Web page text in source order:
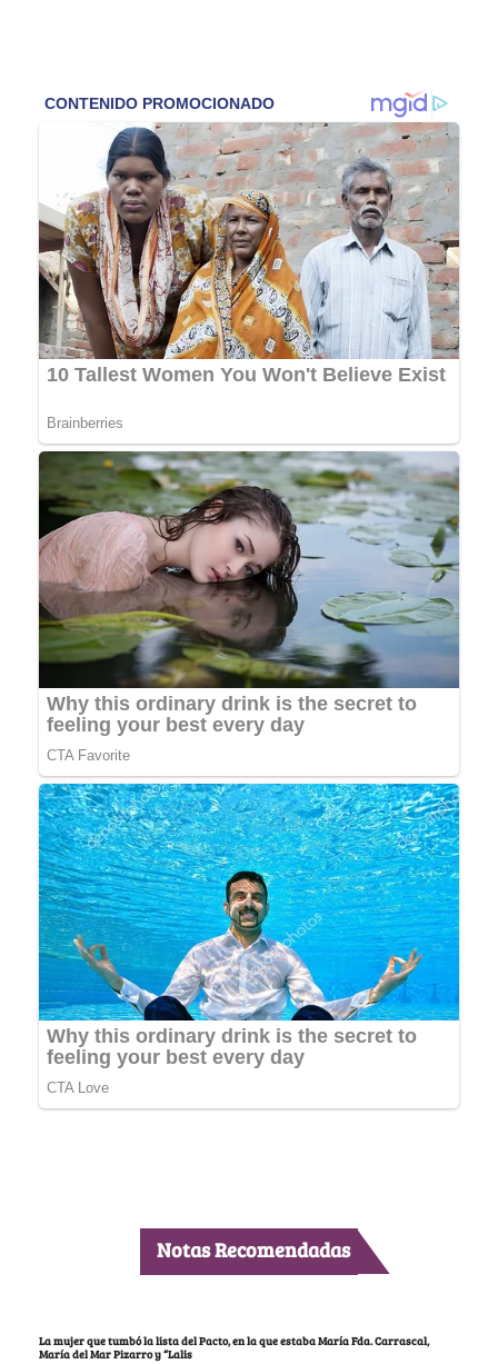
Notas Recomendadas
La mujer que tumbó la lista del Pacto, en la que estaba María Fda. Carrascal,
María del Mar Pizarro y “Lalis